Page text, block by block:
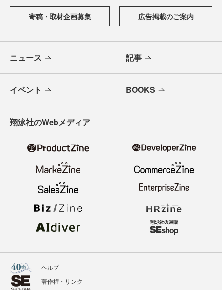
寄稿・取材企画募集 広告掲載のご案内
ニュース 記事
イベント BOOKS
翔泳社のWebメディア
ヘルプ
著作権・リンク